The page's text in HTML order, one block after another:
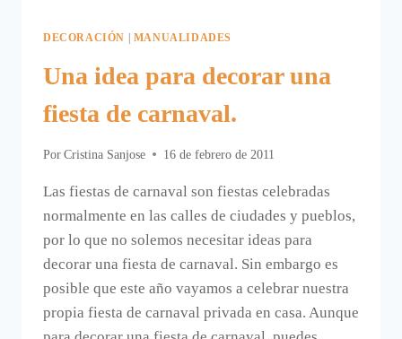
DECORACIÓN MANUALIDADES
Una idea para decorar una
fiesta de carnaval.
Por Cristina Sanjose 16 de febrero de 2011
Las fiestas de carnaval son fiestas celebradas
normalmente en las calles de ciudades y pueblos,
por lo que no solemos necesitar ideas para
decorar una fiesta de carnaval. Sin embargo es
posible que este año vayamos a celebrar nuestra
propia fiesta de carnaval privada en casa. Aunque